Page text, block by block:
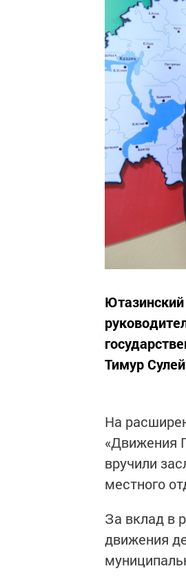
Тимур
На
«Движения
вручили
местного
За вклад в
движения